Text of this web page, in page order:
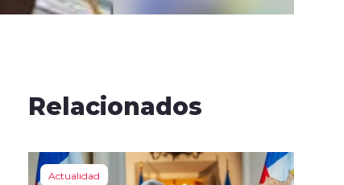
Relacionados
Actualidad